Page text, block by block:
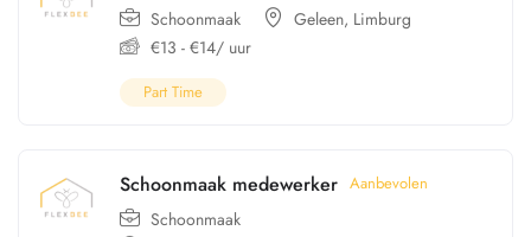
Schoonmaak Geleen, Limburg
€13 - €14/ uur
Part Time
Schoonmaak medewerker Aanbevolen
Schoonmaak